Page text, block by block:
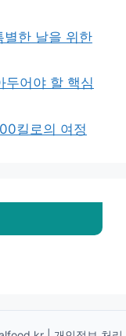
별한 날을 위한
두어야 할 핵심
킬로의 여정